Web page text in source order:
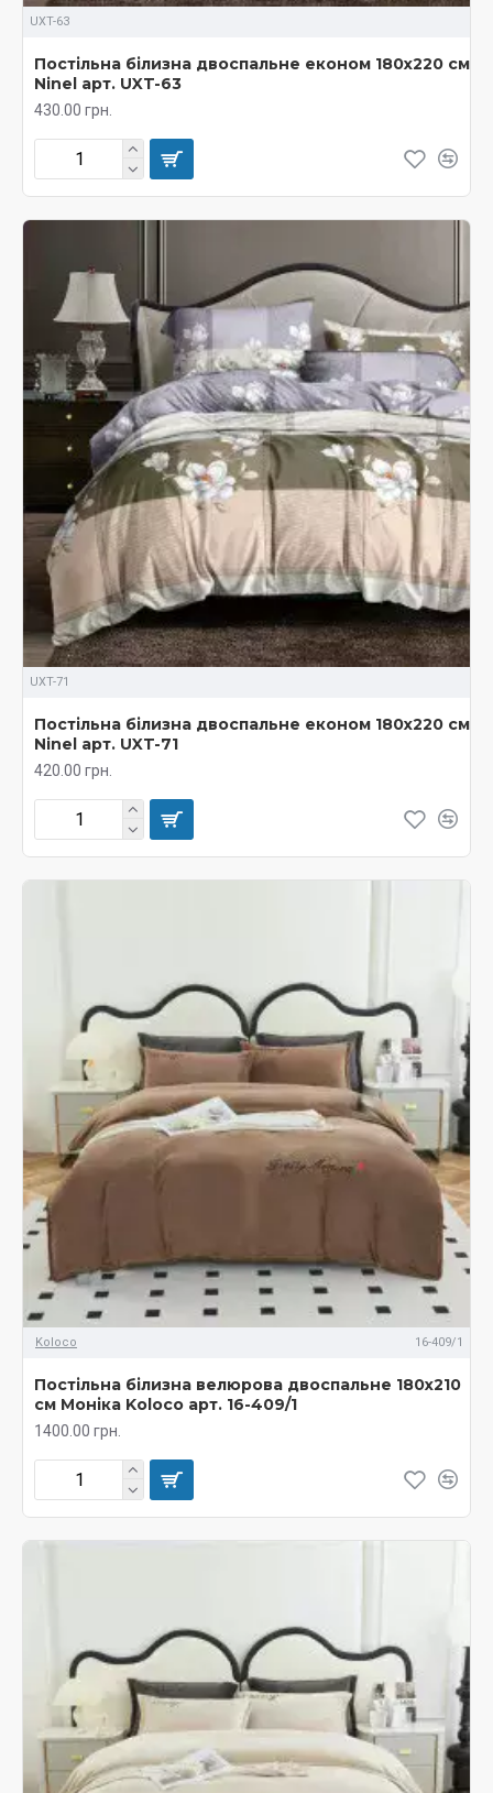
UXT-63
Постільна білизна двоспальне економ 180х220 см
Ninel арт. UXT-63
430.00 грн.
UXT-71
Постільна білизна двоспальне економ 180х220 см
Ninel арт. UXT-71
420.00 грн.
Koloco 16-409/1
Постільна білизна велюрова двоспальне 180х210
см Моніка Koloco арт. 16-409/1
1400.00 грн.